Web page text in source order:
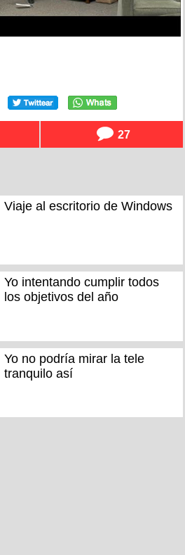
27
Viaje al escritorio de Windows
Yo intentando cumplir todos
los objetivos del año
Yo no podría mirar la tele
tranquilo así